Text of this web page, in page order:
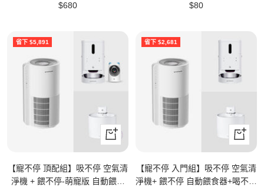
特
$680
特
$80
省下 $5,891
+
加
入
購
【寵不停 頂配組】吸不停 空氣清
淨機 + 餵不停-萌寵版 自動餵食
省下 $2,681
+
加
入
購
【寵不停 入門組】吸不停 空氣清
淨機+ 餵不停 自動餵食器+喝不停